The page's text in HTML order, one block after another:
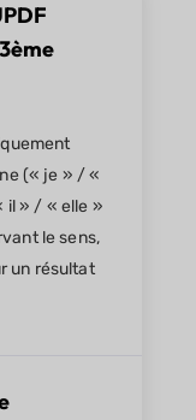
(« je » / «
il » / « elle »
le sens,
un résultat